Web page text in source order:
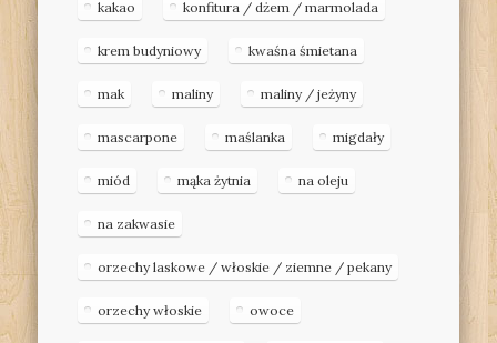
kakao konfitura / dżem / marmolada
krem budyniowy kwaśna śmietana
mak maliny maliny / jeżyny
mascarpone maślanka migdały
miód mąka żytnia na oleju
na zakwasie
orzechy laskowe / włoskie / ziemne / pekany
orzechy włoskie owoce